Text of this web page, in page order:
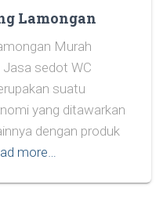
Lamongan
Murah
sedot WC
suatu
yang ditawarkan
dengan produk
more…